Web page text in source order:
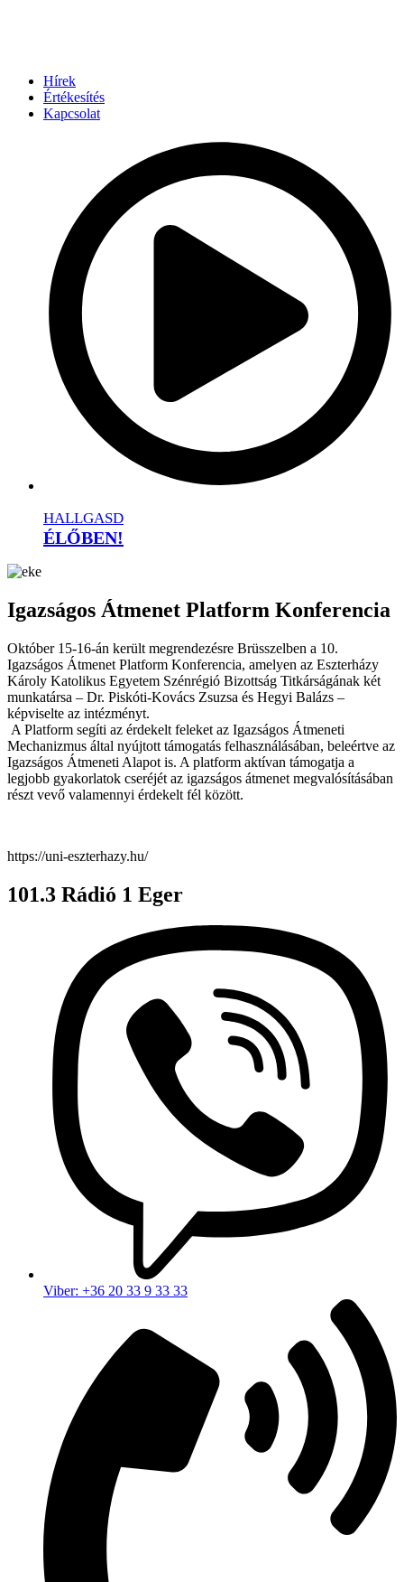
Hírek
Értékesítés
Kapcsolat
HALLGASD
ÉLŐBEN!
Igazságos Átmenet Platform Konferencia
Október 15-16-án került megrendezésre Brüsszelben a 10.
Igazságos Átmenet Platform Konferencia, amelyen az Eszterházy
Károly Katolikus Egyetem Szénrégió Bizottság Titkárságának két
munkatársa – Dr. Piskóti-Kovács Zsuzsa és Hegyi Balázs –
képviselte az intézményt.
A Platform segíti az érdekelt feleket az Igazságos Átmeneti
Mechanizmus által nyújtott támogatás felhasználásában, beleértve az
Igazságos Átmeneti Alapot is. A platform aktívan támogatja a
legjobb gyakorlatok cseréjét az igazságos átmenet megvalósításában
részt vevő valamennyi érdekelt fél között.
https://uni-eszterhazy.hu/
101.3 Rádió 1 Eger
Viber: +36 20 33 9 33 33